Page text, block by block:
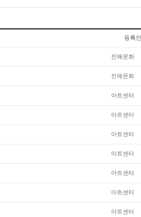
등록인
진해문화
진해문화
아트센터
아트센터
아트센터
아트센터
아트센터
아트센터
아트센터